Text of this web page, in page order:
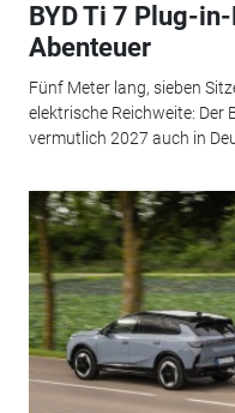
BYD Ti 7 Plug-
Abenteuer
Fünf Meter lang, sieben
elektrische Reichweite: Der
vermutlich 2027 auch in